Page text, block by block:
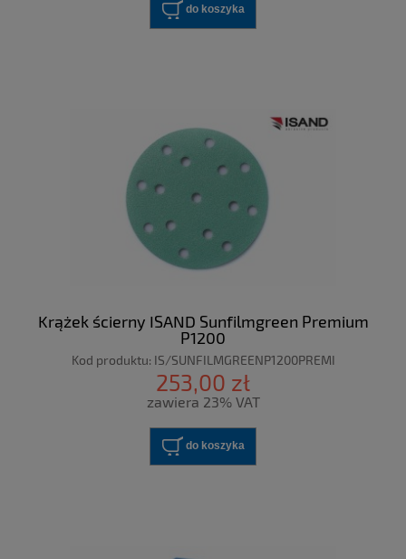
do koszyka
Krążek ścierny ISAND Sunfilmgreen Premium
P1200
Kod produktu: IS/SUNFILMGREENP1200PREMI
253,00 zł
zawiera 23% VAT
do koszyka